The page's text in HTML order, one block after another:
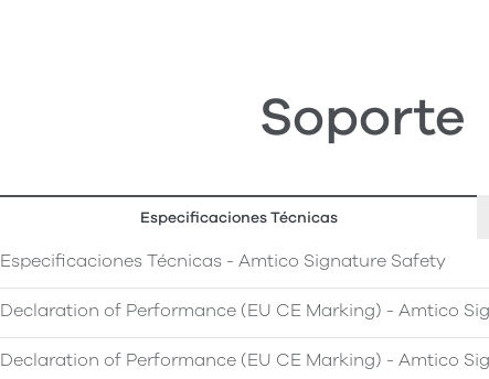
Soporte
Especificaciones Técnicas
Especificaciones Técnicas - Amtico Signature Safety
Declaration of Performance (EU CE Marking) - Amtico
Declaration of Performance (EU CE Marking) - Amtico